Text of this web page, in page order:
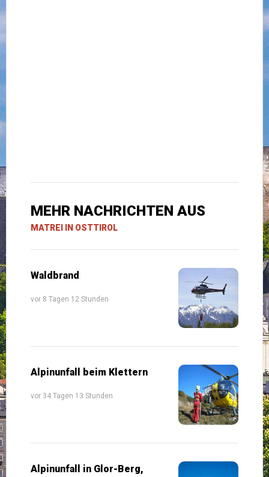
MEHR NACHRICHTEN AUS
MATREI IN OSTTIROL
Waldbrand
vor 8 Tagen 12 Stunden
Alpinunfall beim Klettern
vor 34 Tagen 13 Stunden
Alpinunfall in Glor-Berg,